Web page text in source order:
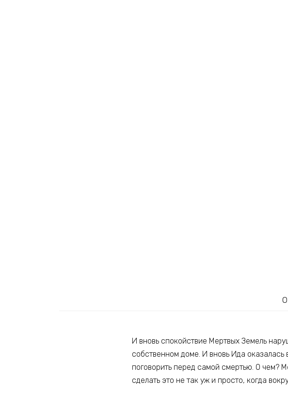
И вновь спокойствие Мертвых Земель
собственном доме. И вновь Ида оказалась
поговорить перед самой смертью. О чем?
сделать это не так уж и просто, когда